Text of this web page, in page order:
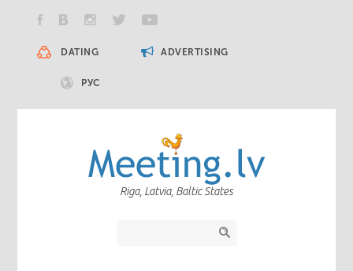
DATING ADVERTISING
РУС
Riga, Latvia, Baltic States